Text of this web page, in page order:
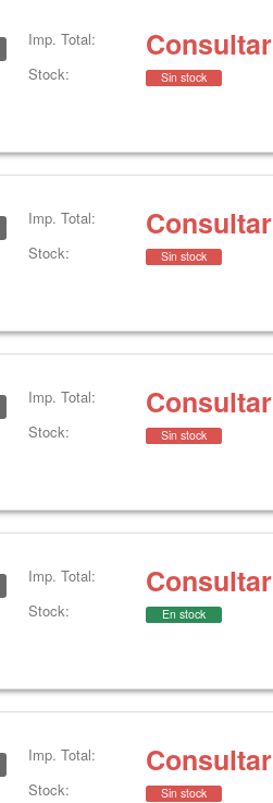
Imp. Total: Consultar
Stock: Sin stock
Imp. Total: Consultar
Stock: Sin stock
Imp. Total: Consultar
Stock: Sin stock
Imp. Total: Consultar
Stock: En stock
Imp. Total: Consultar
Stock: Sin stock